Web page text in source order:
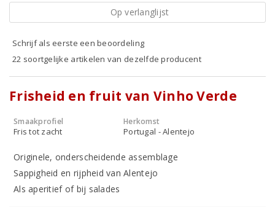
Op verlanglijst
Schrijf als eerste een beoordeling
22 soortgelijke artikelen van dezelfde producent
Frisheid en fruit van Vinho Verde
Smaakprofiel
Fris tot zacht
Herkomst
Portugal - Alentejo
Originele, onderscheidende assemblage
Sappigheid en rijpheid van Alentejo
Als aperitief of bij salades